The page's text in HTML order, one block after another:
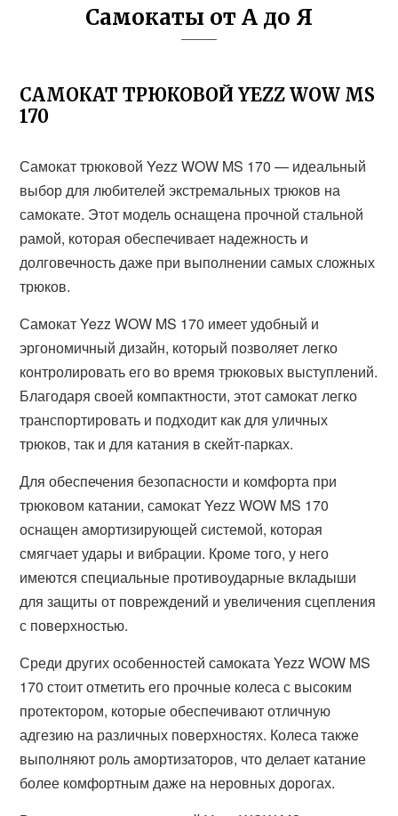
Самокаты от А до Я
САМОКАТ ТРЮКОВОЙ YEZZ WOW MS
170
Самокат трюковой Yezz WOW MS 170 — идеальный
выбор для любителей экстремальных трюков на
самокате. Этот модель оснащена прочной стальной
рамой, которая обеспечивает надежность и
долговечность даже при выполнении самых сложных
трюков.
Самокат Yezz WOW MS 170 имеет удобный и
эргономичный дизайн, который позволяет легко
контролировать его во время трюковых выступлений.
Благодаря своей компактности, этот самокат легко
транспортировать и подходит как для уличных
трюков, так и для катания в скейт-парках.
Для обеспечения безопасности и комфорта при
трюковом катании, самокат Yezz WOW MS 170
оснащен амортизирующей системой, которая
смягчает удары и вибрации. Кроме того, у него
имеются специальные противоударные вкладыши
для защиты от повреждений и увеличения сцепления
с поверхностью.
Среди других особенностей самоката Yezz WOW MS
170 стоит отметить его прочные колеса с высоким
протектором, которые обеспечивают отличную
адгезию на различных поверхностях. Колеса также
выполняют роль амортизаторов, что делает катание
более комфортным даже на неровных дорогах.